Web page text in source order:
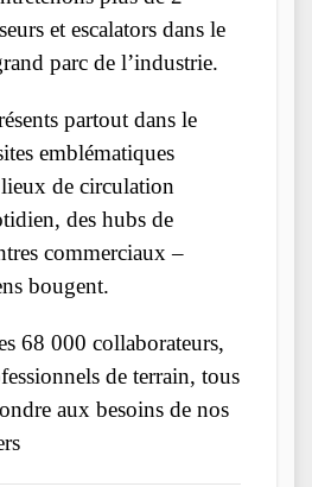
et escalators dans le
parc de l’industrie.
partout dans le
emblématiques
de circulation
des hubs de
commerciaux –
bougent.
68 000 collaborateurs,
de terrain, tous
aux besoins de nos